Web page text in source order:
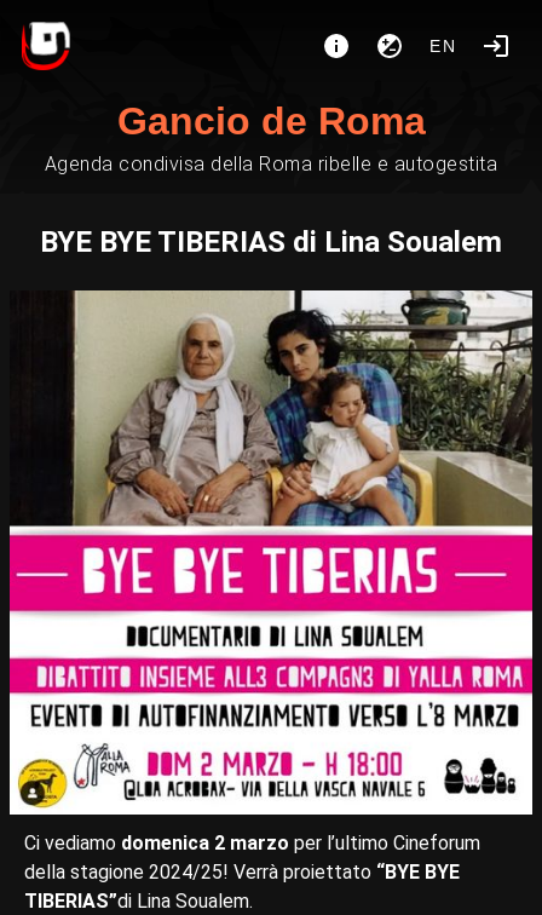
EN
Gancio de Roma
Agenda condivisa della Roma ribelle e autogestita
BYE BYE TIBERIAS di Lina Soualem
Ci vediamo domenica 2 marzo per l’ultimo Cineforum
della stagione 2024/25! Verrà proiettato “BYE BYE
TIBERIAS”di Lina Soualem.